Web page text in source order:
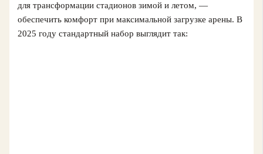
для трансформации стадионов зимой и летом, —
обеспечить комфорт при максимальной загрузке арены. В
2025 году стандартный набор выглядит так: